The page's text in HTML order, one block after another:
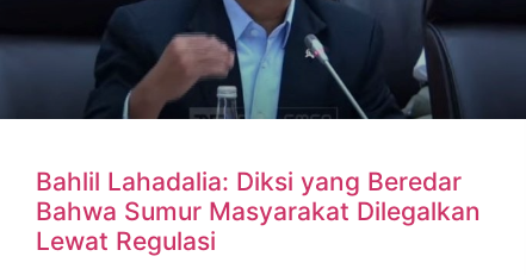
Bahlil Lahadalia: Diksi yang Beredar
Bahwa Sumur Masyarakat Dilegalkan
Lewat Regulasi